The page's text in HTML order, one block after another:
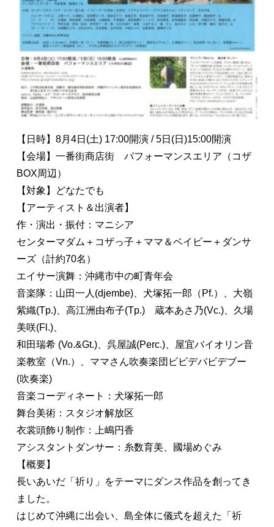
【日時】8月4日(土) 17:00開演 / 5日(日)15:00開演
【会場】一番街商店街　パフォーマンスエリア（コザ
BOX周辺）
【対象】どなたでも
【アーティスト＆出演者】
作・演出・振付：マニシア
センターマダム＋コザっ子＋ママ＆ベイビー＋ダンサ
ーズ（計約70名）
エイサー演舞：沖縄市中の町青年会
音楽隊：山田一人(djembe)、犬塚拓一郎（Pf.）、大嶺
紫織(Tp.)、 高江洲由布子(Tp.)　蔵本あさ乃(Vc.)、久場
美咲(Fl.)、
和田瑞希 (Vo.&Gt.)、呉屋誠(Perc.)、屋宜バイオリン音
楽教室（Vn.）、ママさん吹奏楽団ビビデバビデブー
(吹奏楽)
音楽コーディネート：犬塚拓一郎
舞台美術：スタジオ解放区
衣裳頭飾り制作：上嶋円香
アシスタントダンサー：糸数育美、國場めぐみ
【概要】
長いあいだ「祈り」をテーマにダンス作品を創ってき
ました。
はじめて沖縄に出会い、島全体に儀式を超えた「祈